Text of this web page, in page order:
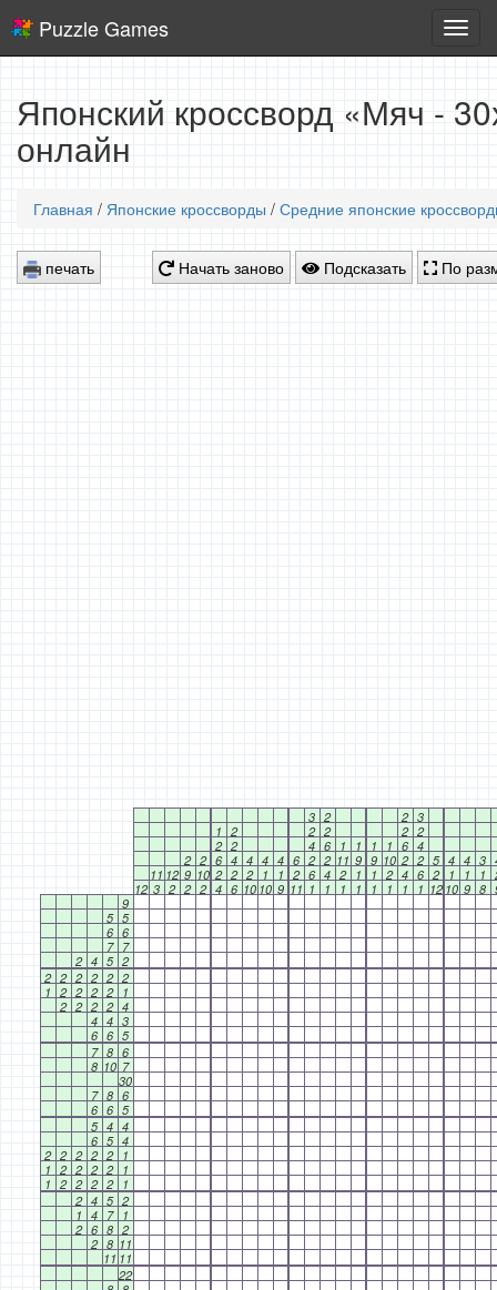
игры
Puzzle Games
Японский кроссворд «Мяч -
онлайн
Главная / Японские кроссворды / Средние японские
печать Начать заново Подсказать По
3 2 2 3
1 2 2 2 2 2
2 2 4 6 1 1 1 1 6 4
2 2 6 4 4 4 4 6 2 2 11 9 9 10 2 2 5 4 4 3
11 12 9 10 2 2 2 1 1 2 6 4 2 1 1 2 4 6 2 1 1 1
12 3 2 2 2 4 6 10 10 9 11 1 1 1 1 1 1 1 1 12 10 9 8
9
5 5
6 6
7 7
2 4 5 2
2 2 2 2 2 2
1 2 2 2 2
1
2 2 2 2 4
4 4 3
6 6 5
7 8 6
8 10 7
30
7 8 6
6 6 5
5 4 4
6 5 4
2 2 2 2 2
1
1 2 2 2 2
1
1 2 2 2 2
1
2 4 5 2
1 4 7
1
2 6 8 2
2 8 11
11 11
22